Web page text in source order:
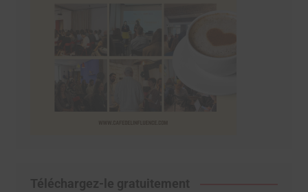
Téléchargez-le gratuitement